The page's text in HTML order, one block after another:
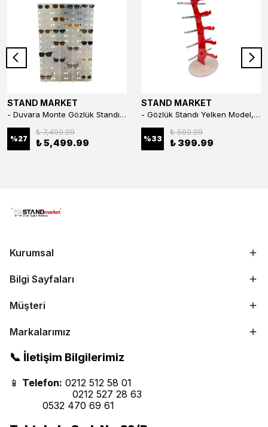
STAND MARKET
- Duvara Monte Gözlük Standı 56'li Pleksi Glass | 99x67 cm Gözlük Teşhir Standı
%27
₺ 7,499.99
₺ 5,499.99
STAND MARKET
- Gözlük Standı Yelken Model, 5 Gözlük Kapasiteli Standı Kırmızı
%33
₺ 599.99
₺ 399.99
Kurumsal
Bilgi Sayfaları
Müşteri
Markalarımız
📞 İletişim Bilgilerimiz
📱 Telefon: 0212 512 58 01
0212 527 28 63
0532 470 69 61